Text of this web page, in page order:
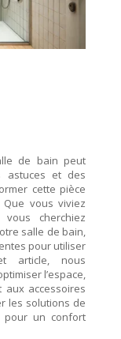
de bain peut
astuces et des
cette pièce
vous viviez
cherchiez
salle de bain,
pour utiliser
article, nous
l’espace,
accessoires
les solutions de
pour un confort